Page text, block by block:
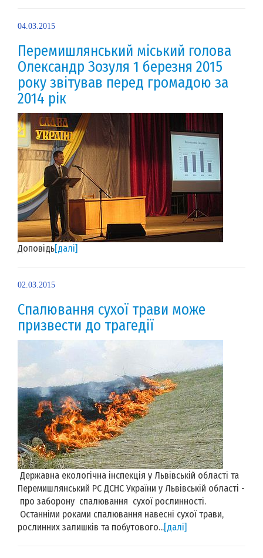
04.03.2015
Перемишлянський міський голова
Олександр Зозуля 1 березня 2015
року звітував перед громадою за
2014 рік
Доповідь[далі]
02.03.2015
Спалювання сухої трави може
призвести до трагедії
Державна екологічна інспекція у Львівській області та
Перемишлянський РС ДСНС України у Львівській області -
про заборону спалювання сухої рослинності.
Останніми роками спалювання навесні сухої трави,
рослинних залишків та побутового...[далі]